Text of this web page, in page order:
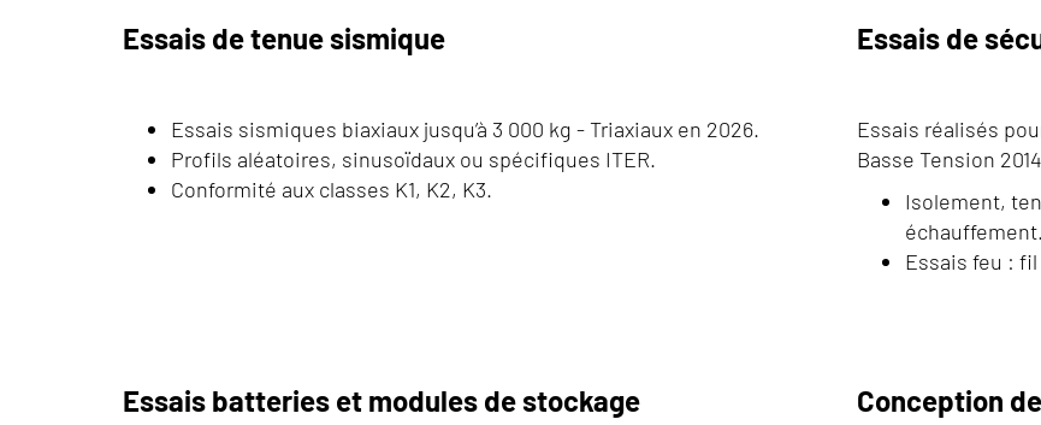
Essais de tenue sismique
Essais sismiques biaxiaux jusqu’à 3 000 kg - Triaxiaux en 2026.
Profils aléatoires, sinusoïdaux ou spécifiques ITER.
Conformité aux classes K1, K2, K3.
Essais de
Essais réalisés
Basse Tension
Isolement,
échauffement.
Essais feu :
Essais batteries et modules de stockage Conception